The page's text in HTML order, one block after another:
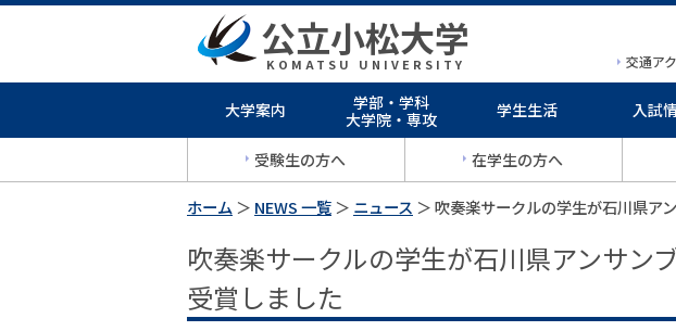
公立小松大学
KOMATSU UNIVERSITY 交通ア
大学案内
学部・学科
大学院・専攻
学生生活 入試
受験生の方へ 在学生の方へ
ホーム ＞ NEWS 一覧 ＞ ニュース ＞ 吹奏楽サークルの学生が石川県ア
吹奏楽サークルの学生が石川県アンサン
受賞しました